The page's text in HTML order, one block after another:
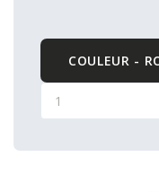
COULEUR -